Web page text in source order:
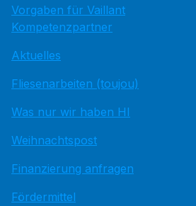
Vorgaben für Vaillant
Kompetenzpartner
Aktuelles
Fliesenarbeiten (toujou)
Was nur wir haben HI
Weihnachtspost
Finanzierung anfragen
Fördermittel